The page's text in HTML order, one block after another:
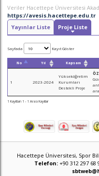
Veriler Hacettepe Üniversitesi
https://avesis.hacettepe.edu.tr
Yayınlar Liste
Proje Liste
Sayfada Kayıt Göster
No Yıl Kapsam
1 2023-2024
Yükseköğretim
Kurumları
Destekli Proje
1 Kayıttan 1 - 1 Arası Kayıtlar
Hacettepe Üniversitesi, Spor
Telefon:+90 312 297 68